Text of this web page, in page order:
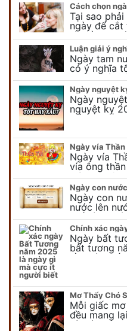
Tại sao
ngày để
lớn cần lưu
mắn ? Khi…
Ngày tam
có ý nghĩa
nương sát
Cần kiêng
Ngày nguyệt
Ngày
nguyệt kỵ
xấu, xem
Ngày vía
vía ông
mùng 10
trong ngày
Ngày con
nước lên
thế nào?
con nước
Ngày bất
bất tương
về ngày
Mỗi giấc
đều mang
và có thể